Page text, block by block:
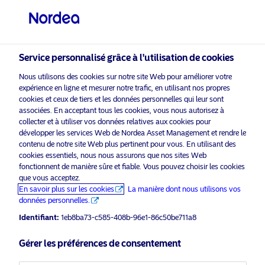
Veuillez sélectionner le type
d’investisseur auquel vous
appartenez
Pays
Belgique
Langue
Investisseur professionnel
NordeaAsset Management est l’un des plus grands
gestionnaires d’actifs dans les pays nordiques avec
une présence mondiale en Europe, en Amérique et en
Asie.
Information risques
À propos de Nordea Asset
Conditions générales
Service personnalisé grâce à l'utilisation de cookies
Nous utilisons des cookies sur notre site Web pour améliorer votre
expérience en ligne et mesurer notre trafic, en utilisant nos propres
cookies et ceux de tiers et les données personnelles qui leur sont
associées. En acceptant tous les cookies, vous nous autorisez à
collecter et à utiliser vos données relatives aux cookies pour
développer les services Web de Nordea Asset Management et rendre le
contenu de notre site Web plus pertinent pour vous. En utilisant des
cookies essentiels, nous nous assurons que nos sites Web
fonctionnent de manière sûre et fiable. Vous pouvez choisir les cookies
que vous acceptez.
En savoir plus sur les cookies
La manière dont nous utilisons vos
données personnelles.
Identifiant: 1eb8ba73-c585-408b-96e1-86c50be711a8
Gérer les préférences de consentement